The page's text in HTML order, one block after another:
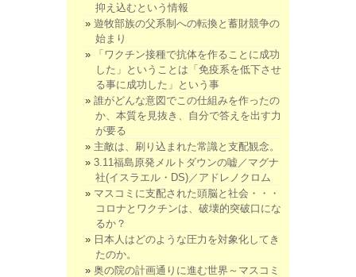
抑え込むという情報
遊牧部族の父系制への転換と蓄財競争の
始まり
「ワクチン接種で抗体を作ることに成功
した」ということは「免疫系を低下させ
る事に成功した」という事
誰がどんな意図でこの仕組みを作ったの
か、本質を見抜き、自分で答えを出す力
が要る
主敵は、刷り込まれた常識と支配観念。
3.11福島原発メルトダウンの嘘／マグナ
社(イスラエル・DS)／アドレノクロム
マスコミに支配された頭脳と社会・・・
コロナとワクチンは、破壊的突破口にな
るか？
日本人はどのような圧力を対象化してき
たのか。
奥の院の計画通りに進む世界～マスコミ